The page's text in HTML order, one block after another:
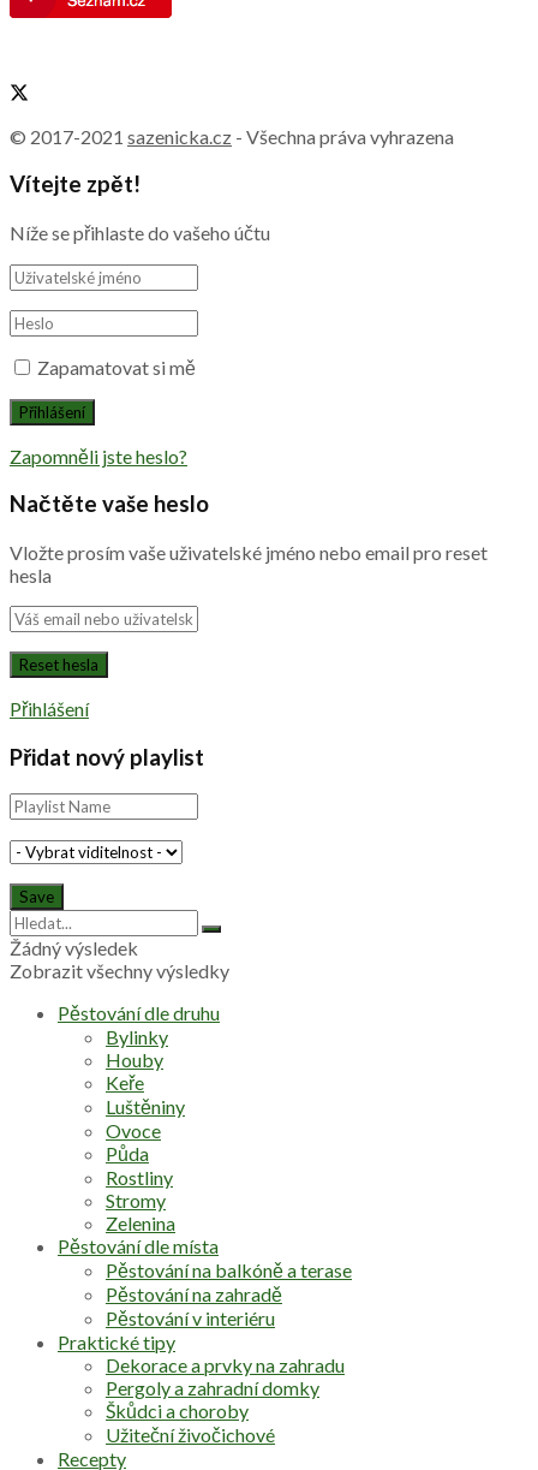
© 2017-2021 sazenicka.cz - Všechna práva vyhrazena
Vítejte zpět!
Níže se přihlaste do vašeho účtu
Zapamatovat si mě
Zapomněli jste heslo?
Načtěte vaše heslo
Vložte prosím vaše uživatelské jméno nebo email pro reset
hesla
Přihlášení
Přidat nový playlist
Žádný výsledek
Zobrazit všechny výsledky
Pěstování dle druhu
Bylinky
Houby
Keře
Luštěniny
Ovoce
Půda
Rostliny
Stromy
Zelenina
Pěstování dle místa
Pěstování na balkóně a terase
Pěstování na zahradě
Pěstování v interiéru
Praktické tipy
Dekorace a prvky na zahradu
Pergoly a zahradní domky
Škůdci a choroby
Užiteční živočichové
Recepty